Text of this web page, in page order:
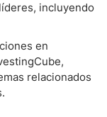
incluyendo
en
relacionados